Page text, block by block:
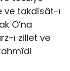
ve takdîsât-ı
O’na
ı zillet ve